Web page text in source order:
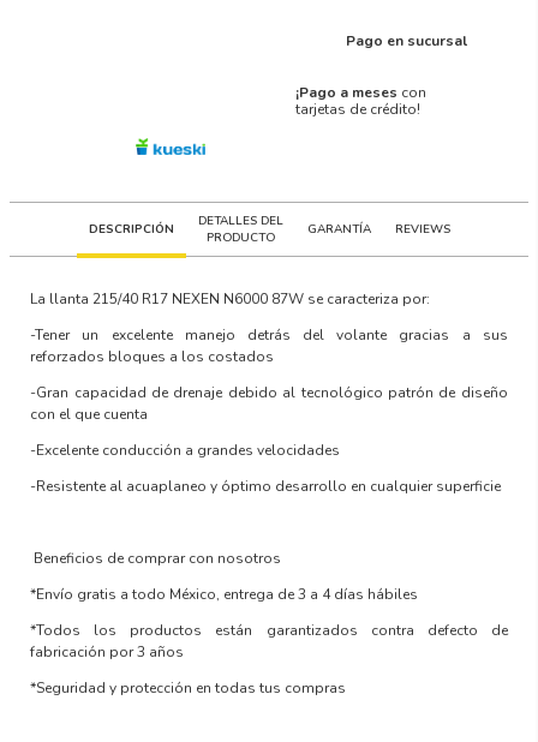
Pago en sucursal
¡Pago a meses con
tarjetas de crédito!
DESCRIPCIÓN
DETALLES DEL
PRODUCTO
GARANTÍA REVIEWS
La llanta215/40 R17 NEXEN N6000 87W se caracteriza por:
-Tener un excelente manejo detrás del volante gracias a sus
reforzados bloques a los costados
-Gran capacidad de drenaje debido al tecnológico patrón de diseño
con el que cuenta
-Excelente conducción a grandes velocidades
-Resistente al acuaplaneo y óptimo desarrollo en cualquier superficie
Beneficios de comprar con nosotros
*Envío gratis a todo México, entrega de 3 a 4 días hábiles
*Todos los productos están garantizados contra defecto de
fabricación por 3 años
*Seguridad y protección en todas tus compras